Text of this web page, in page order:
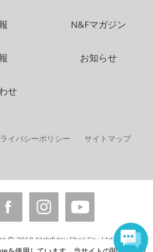
N&Fマガジン
お知らせ
せ
イバシーポリシー サイトマップ
© 2018 Nichifutsu Shoji Co., Ltd.